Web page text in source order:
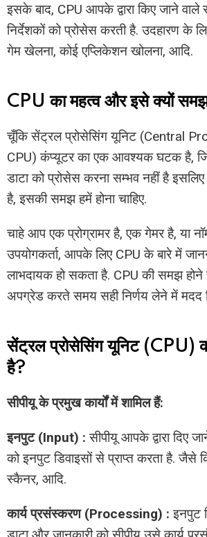
इसके बाद, CPU आपके द्वारा किए जाने वाले
निर्देशकों को प्रोसेस करती है. उदहारण के
गेम खेलना, कोई एप्लिकेशन खोलना, आदि.
CPU का महत्व और इसे क्यों
चूँकि सेंट्रल प्रोसेसिंग यूनिट (Central
CPU) कंप्यूटर का एक आवश्यक घटक है,
डाटा को प्रोसेस करना सम्भव नहीं है
है, इसकी समझ हमें होना चाहिए.
चाहे आप एक प्रोग्रामर है, एक गेमर है, या
उपयोगकर्ता, आपके लिए CPU के बारे में
लाभदायक हो सकता है. CPU की समझ
अपग्रेड करते समय सही निर्णय लेने में मदद
सेंट्रल प्रोसेसिंग यूनिट (CPU) का
है?
सीपीयू के प्रमुख कार्यों में शामिल हैं:
इनपुट (Input) :सीपीयू आपके द्वारा दिए
को इनपुट डिवाइसों से प्राप्त करता है. जैसे
स्कैनर, आदि.
कार्य प्रसंस्करण (Processing) :इनपुट